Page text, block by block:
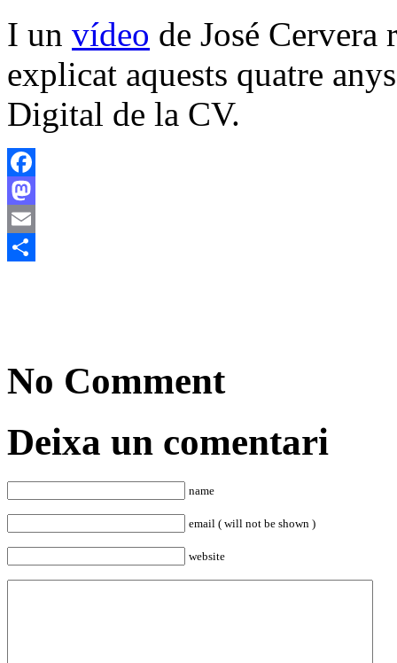
I un vídeo de José Cervera
explicat aquests quatre
Digital de la CV.
Facebook
Mastodon
Email
No Comment
Deixa un comentari
name
email ( will not be shown )
website